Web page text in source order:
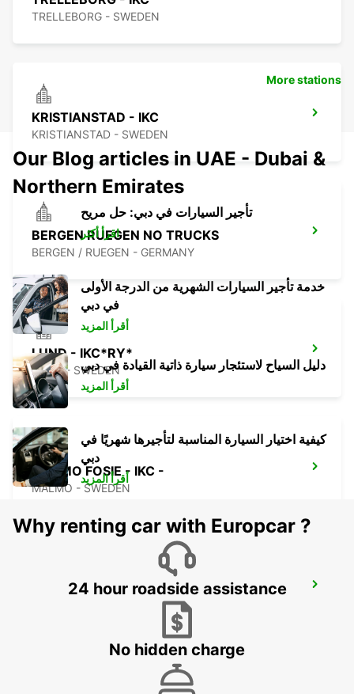
TRELLEBORG - SWEDEN
KRISTIANSTAD - IKC
KRISTIANSTAD - SWEDEN
BERGEN RUEGEN NO TRUCKS
BERGEN / RUEGEN - GERMANY
LUND - IKC*RY*
LUND - SWEDEN
MALMO FOSIE - IKC -
MALMO - SWEDEN
MALMO BULLTOFTA - IKC*RY*
More stations
Our Blog articles in UAE - Dubai &
Northern Emirates
تأجير السيارات في دبي: حل مريح
اقرأ أكثر
خدمة تأجير السيارات الشهرية من الدرجة الأولى
في دبي
أقرأ المزيد
دليل السياح لاستئجار سيارة ذاتية القيادة في دبي
أقرأ المزيد
كيفية اختيار السيارة المناسبة لتأجيرها شهريًا في
دبي
أقرأ المزيد
Why renting car with Europcar ?
24 hour roadside assistance
No hidden charge